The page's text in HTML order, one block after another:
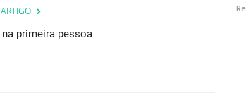
na primeira pessoa
Descla